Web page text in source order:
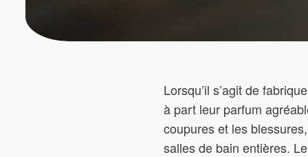
Lorsqu’il s’agit de
à part leur parfum
coupures et les
salles de bain entières.